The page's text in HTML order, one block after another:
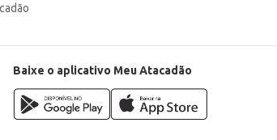
Baixe o aplicativo Meu Atacadão